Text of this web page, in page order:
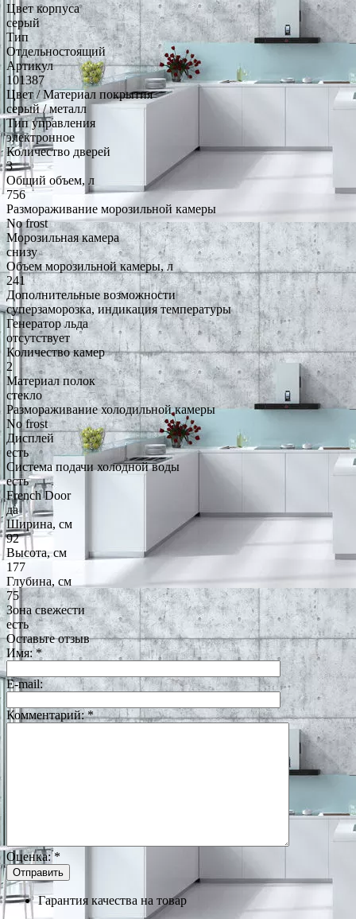
Цвет корпуса
серый
Тип
Отдельностоящий
Артикул
101387
Цвет / Материал покрытия
серый / металл
Тип управления
электронное
Количество дверей
3
Общий объем, л
756
Размораживание морозильной камеры
No frost
Морозильная камера
снизу
Объем морозильной камеры, л
241
Дополнительные возможности
суперзаморозка, индикация температуры
Генератор льда
отсутствует
Количество камер
2
Материал полок
стекло
Размораживание холодильной камеры
No frost
Дисплей
есть
Система подачи холодной воды
есть
French Door
да
Ширина, см
92
Высота, см
177
Глубина, см
75
Зона свежести
есть
Оставьте отзыв
Имя:*
E-mail:
Комментарий:*
Оценка:*
Гарантия качества на товар